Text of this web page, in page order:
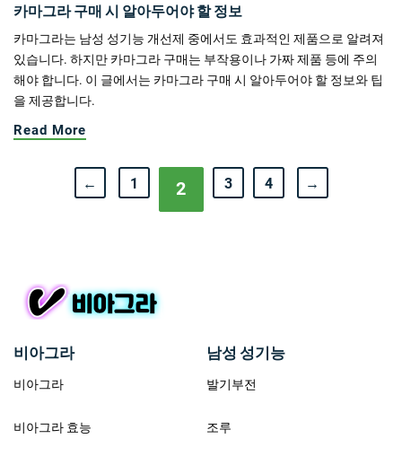
카마그라 구매 시 알아두어야 할 정보
카마그라는 남성 성기능 개선제 중에서도 효과적인 제품으로 알려져
있습니다. 하지만 카마그라 구매는 부작용이나 가짜 제품 등에 주의
해야 합니다. 이 글에서는 카마그라 구매 시 알아두어야 할 정보와 팁
을 제공합니다.
Read More
← 1 2 3 4 →
비아그라
비아그라
비아그라 효능
남성 성기능
발기부전
조루